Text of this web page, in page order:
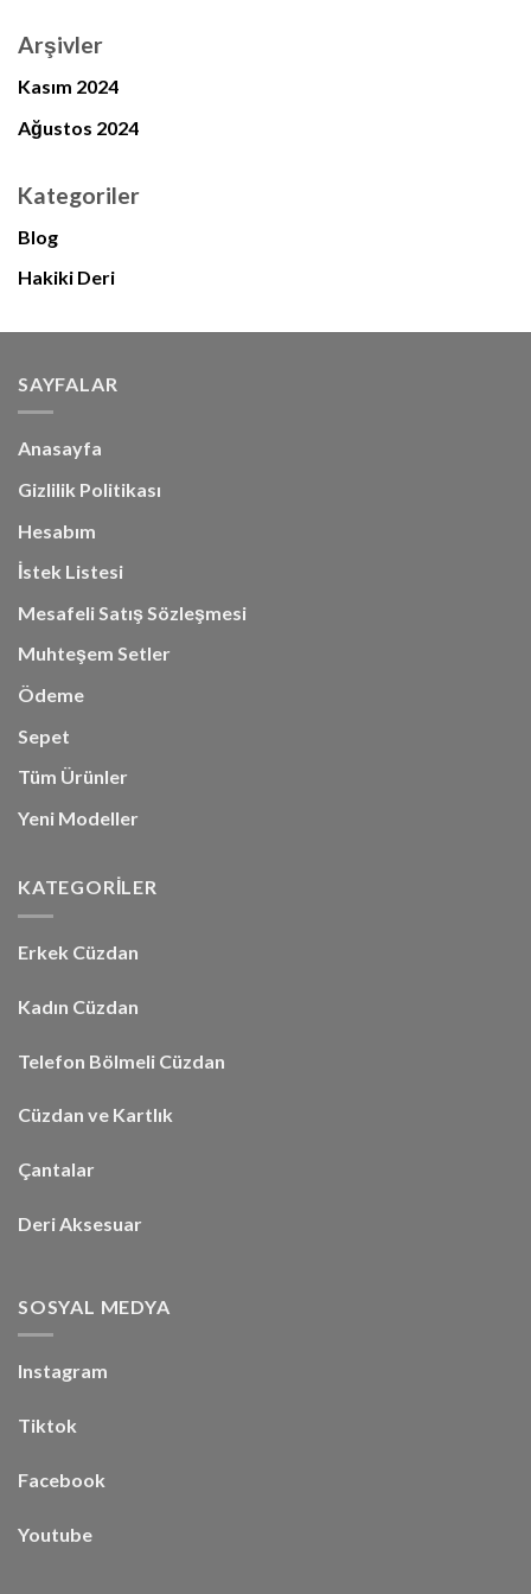
Arşivler
Kasım 2024
Ağustos 2024
Kategoriler
Blog
Hakiki Deri
SAYFALAR
Anasayfa
Gizlilik Politikası
Hesabım
İstek Listesi
Mesafeli Satış Sözleşmesi
Muhteşem Setler
Ödeme
Sepet
Tüm Ürünler
Yeni Modeller
KATEGORİLER
Erkek Cüzdan
Kadın Cüzdan
Telefon Bölmeli Cüzdan
Cüzdan ve Kartlık
Çantalar
Deri Aksesuar
SOSYAL MEDYA
Instagram
Tiktok
Facebook
Youtube